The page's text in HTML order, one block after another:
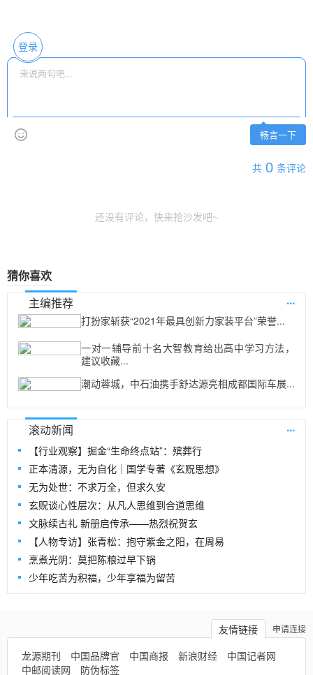
登录
畅言一下
共 0 条评论
还没有评论，快来抢沙发吧~
猜你喜欢
主编推荐
...
打扮家斩获“2021年最具创新力家装平台”荣誉...
一对一辅导前十名大智教育给出高中学习方法，
建议收藏...
潮动蓉城，中石油携手舒达源亮相成都国际车展...
滚动新闻 ...
【行业观察】掘金“生命终点站”：殡葬行
正本清源，无为自化｜国学专著《玄贶思想》
无为处世：不求万全，但求久安
玄贶谈心性层次：从凡人思维到合道思维
文脉续古礼 新册启传承——热烈祝贺玄
【人物专访】张青松：抱守紫金之阳，在周易
烹煮光阴：莫把陈粮过早下锅
少年吃苦为积福，少年享福为留苦
申请连接
友情链接
龙源期刊
中国品牌官 中国商报 新浪财经
中国记者网
中邮阅读网
防伪标签